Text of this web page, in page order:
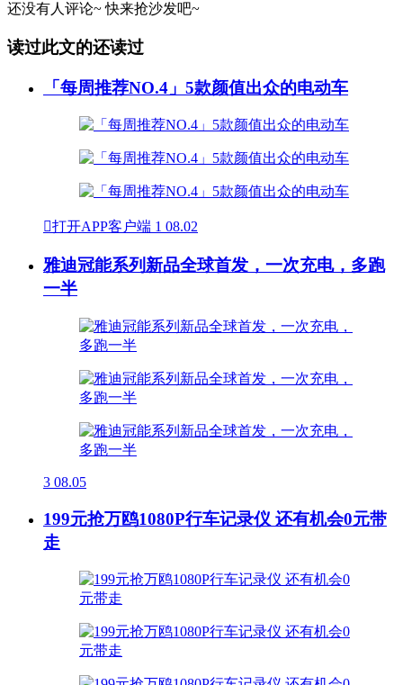
还没有人评论~ 快来抢沙发吧~
读过此文的还读过
「每周推荐NO.4」5款颜值出众的电动车
打开APP客户端 1 08.02
雅迪冠能系列新品全球首发，一次充电，多跑
一半
3 08.05
199元抢万鸥1080P行车记录仪 还有机会0元带
走